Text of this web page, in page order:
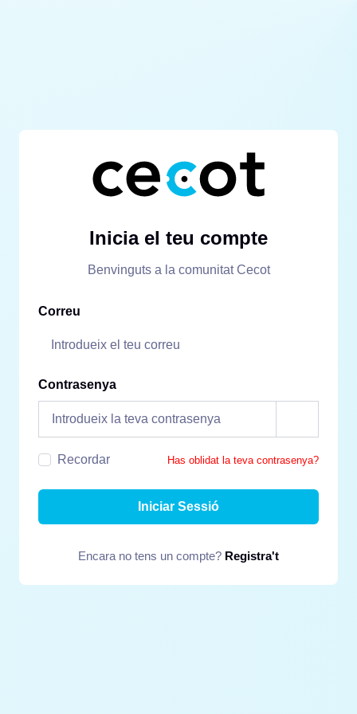
Inicia el teu compte
Benvinguts a la comunitat Cecot
Correu
Contrasenya
Recordar Has oblidat la teva contrasenya?
Iniciar Sessió
Encara no tens un compte? Registra't